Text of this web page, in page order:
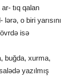
tıq qalan
o biri yarısını
isə
buğda, xurma,
yazılmış